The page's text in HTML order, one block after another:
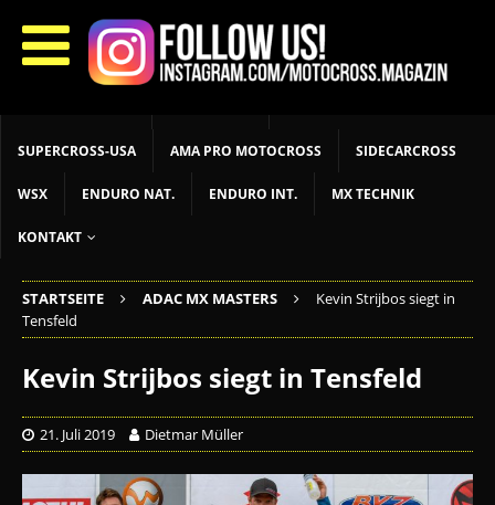
START LIVETIMING MX NEWS MX YOUTH
MX WOMEN MXGP ADAC MX MASTERS MOTOCROSS INT
SUPERCROSS-USA AMA PRO MOTOCROSS SIDECARCROSS
WSX ENDURO NAT. ENDURO INT. MX TECHNIK
KONTAKT
STARTSEITE ADAC MX MASTERS
Kevin Strijbos siegt in
Tensfeld
Kevin Strijbos siegt in Tensfeld
21. Juli 2019 Dietmar Müller